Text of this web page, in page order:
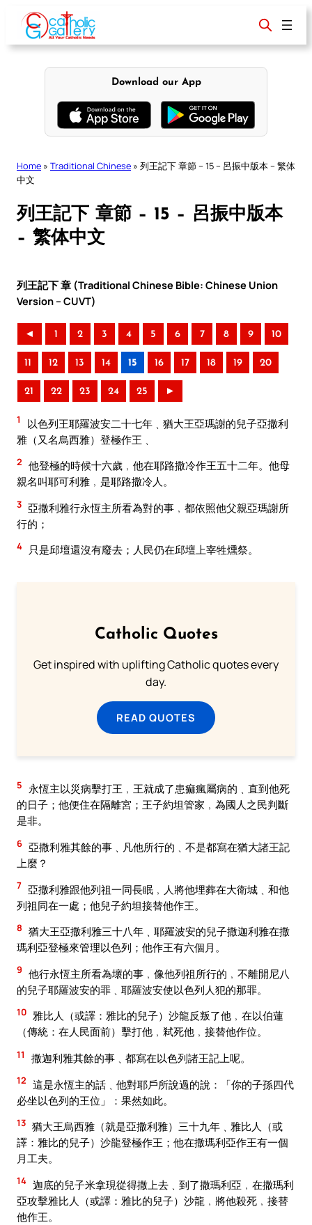
content
Download our App
Home » Traditional Chinese » 列王記下 章節 – 15 – 呂振中版本 – 繁体
中文
列王記下 章節 – 15 – 呂振中版本
– 繁体中文
列王記下 章 (Traditional Chinese Bible: Chinese Union
Version – CUVT)
◄ 1 2 3 4 5 6 7 8 9 10
11 12 13 14 15 16 17 18 19 20
21 22 23 24 25 ►
1
以色列王耶羅波安二十七年﹑猶大王亞瑪謝的兒子亞撒利
雅（又名烏西雅）登極作王﹑
2 他登極的時候十六歲﹐他在耶路撒冷作王五十二年。他母
親名叫耶可利雅﹐是耶路撒冷人。
3 亞撒利雅行永恆主所看為對的事﹐都依照他父親亞瑪謝所
行的；
4 只是邱壇還沒有廢去；人民仍在邱壇上宰牲燻祭。
Catholic Quotes
Get inspired with uplifting Catholic quotes every
day.
READ QUOTES
5
永恆主以災病擊打王﹐王就成了患痲瘋屬病的﹑直到他死
的日子；他便住在隔離宮；王子約坦管家﹐為國人之民判斷
是非。
6 亞撒利雅其餘的事﹑凡他所行的﹑不是都寫在猶大諸王記
上麼？
7 亞撒利雅跟他列祖一同長眠﹐人將他埋葬在大衛城﹑和他
列祖同在一處；他兒子約坦接替他作王。
8 猶大王亞撒利雅三十八年﹑耶羅波安的兒子撒迦利雅在撒
瑪利亞登極來管理以色列；他作王有六個月。
9 他行永恆主所看為壞的事﹐像他列祖所行的﹐不離開尼八
的兒子耶羅波安的罪﹑耶羅波安使以色列人犯的那罪。
10 雅比人（或譯：雅比的兒子）沙龍反叛了他﹐在以伯蓮
（傳統：在人民面前）擊打他﹐弒死他﹐接替他作位。
11 撒迦利雅其餘的事﹑都寫在以色列諸王記上呢。
12 這是永恆主的話﹑他對耶戶所說過的說：「你的子孫四代
必坐以色列的王位」：果然如此。
13 猶大王烏西雅（就是亞撒利雅）三十九年﹑雅比人（或
譯：雅比的兒子）沙龍登極作王；他在撒瑪利亞作王有一個
月工夫。
14 迦底的兒子米拿現從得撒上去﹑到了撒瑪利亞﹐在撒瑪利
亞攻擊雅比人（或譯：雅比的兒子）沙龍﹐將他殺死﹐接替
他作王。